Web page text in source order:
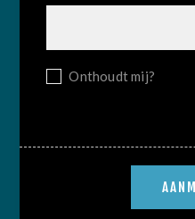
Onthoudt mij?